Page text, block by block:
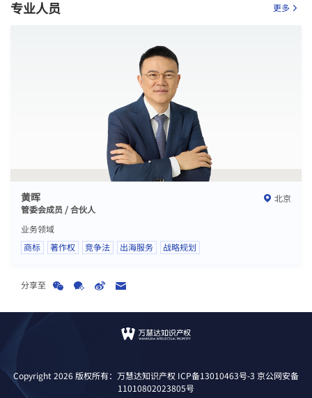
专业人员 更多
黄晖
管委会成员 / 合伙人
北京
业务领域
商标
著作权 竞争法 出海服务 战略规划
分享至
Copyright 2026 版权所有：万慧达知识产权 ICP备13010463号-3 京公网安备
11010802023805号